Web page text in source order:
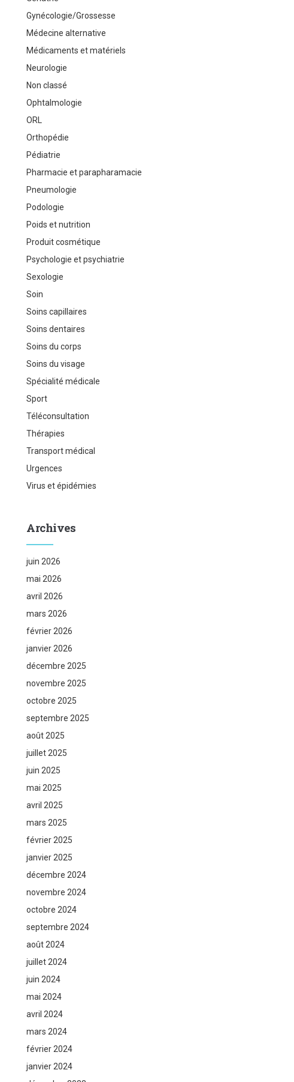
Gynécologie/Grossesse
Médecine alternative
Médicaments et matériels
Neurologie
Non classé
Ophtalmologie
ORL
Orthopédie
Pédiatrie
Pharmacie et parapharamacie
Pneumologie
Podologie
Poids et nutrition
Produit cosmétique
Psychologie et psychiatrie
Sexologie
Soin
Soins capillaires
Soins dentaires
Soins du corps
Soins du visage
Spécialité médicale
Sport
Téléconsultation
Thérapies
Transport médical
Urgences
Virus et épidémies
Archives
juin 2026
mai 2026
avril 2026
mars 2026
février 2026
janvier 2026
décembre 2025
novembre 2025
octobre 2025
septembre 2025
août 2025
juillet 2025
juin 2025
mai 2025
avril 2025
mars 2025
février 2025
janvier 2025
décembre 2024
novembre 2024
octobre 2024
septembre 2024
août 2024
juillet 2024
juin 2024
mai 2024
avril 2024
mars 2024
février 2024
janvier 2024